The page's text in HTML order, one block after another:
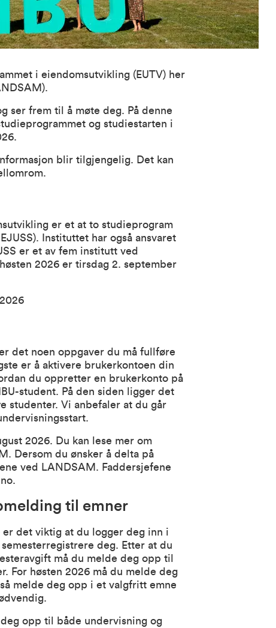
i eiendomsutvikling (EUTV) her
ser frem til å møte deg. På denne
og studiestarten i
blir tilgjengelig. Det kan
er et at to studieprogram
Instituttet har også ansvaret
er et av fem institutt ved
2026 er tirsdag 2. september
det noen oppgaver du må fullføre
er å aktivere brukerkontoen din
du oppretter en brukerkonto på
BU-student. På den siden ligger det
studenter. Vi anbefaler at du går
2026. Du kan lese mer om
. Dersom du ønsker å delta på
ved LANDSAM. Faddersjefene
.
til emner
det viktig at du logger deg inn i
deg. Etter at du
må du melde deg opp til
. For høsten 2026 må du melde deg
melde deg opp i et valgfritt emne
opp til både undervisning og